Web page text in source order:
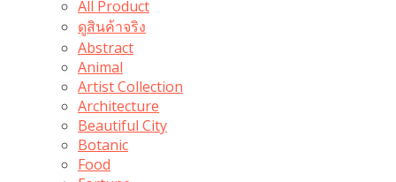
All Product
ดูสินค้าจริง
Abstract
Animal
Artist Collection
Architecture
Beautiful City
Botanic
Food